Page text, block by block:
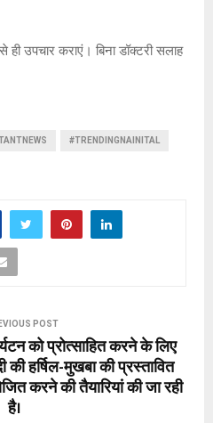
ही उपचार कराएं। बिना डॉक्टरी सलाह
#TRENDINGNAINITAL
POST
को प्रोत्साहित करने के लिए
की हर्षिल-मुखबा की प्रस्तावित
करने की तैयारियां की जा रही
है।